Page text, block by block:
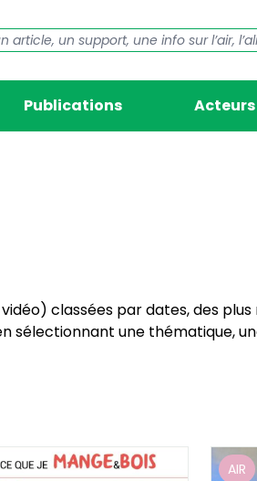
Publications Acteurs
classées par dates, des
sélectionnant une thématique,
AIR